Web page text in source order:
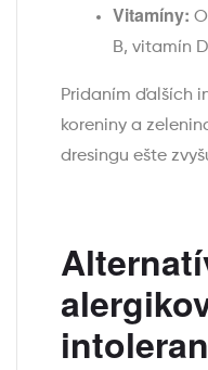
Vitamíny:
B, vitamín
Pridaním ďalších
koreniny a
dresingu ešte